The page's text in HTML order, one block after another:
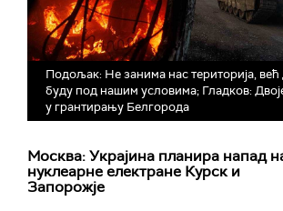
Подољак: Не занима нас територијa, већ
буду под нашим условима; Гладков:
у грантирању Белгорода
Москва: Украјина планира напад
нуклеарне електране Курск и
Запорожје